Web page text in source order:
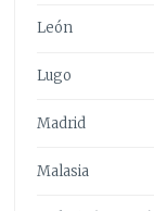
León
Lugo
Madrid
Malasia